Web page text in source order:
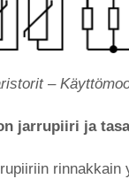
–
jarrupiiri ja
rinnakkain